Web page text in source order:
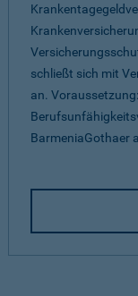
schließt sich mit
an.
BarmeniaGothaer